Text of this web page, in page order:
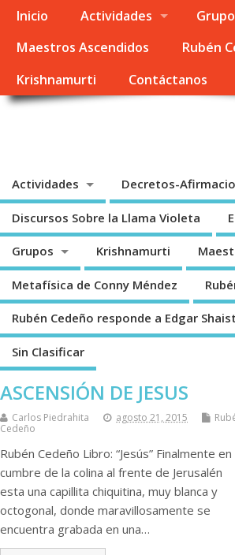
Inicio Actividades
Maestros Ascendidos
Rubén
Krishnamurti
Contáctanos
Actividades Decretos-
Discursos Sobre la Llama Violeta
Grupos Krishnamurti
Metafísica de Conny Méndez
Rubén Cedeño responde a Edgar
Sin Clasificar
ASCENSIÓN DE JESUS
Carlos Piedrahita agosto 21, 2015
Cedeño
Rubén Cedeño Libro: “Jesús” Finalmente en
cumbre de la colina al frente de Jerusalén
esta una capillita chiquitina, muy blanca y
octogonal, donde maravillosamente se
encuentra grabada en una…